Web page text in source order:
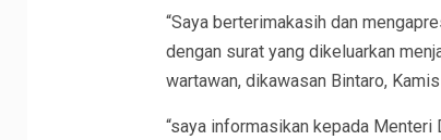
“Saya berterimakasih dan
dengan surat yang dikeluarkan
wartawan, dikawasan Bintaro,
“saya informasikan kepada Menteri